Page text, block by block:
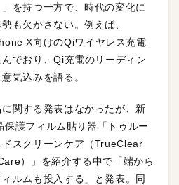
を持つ一方で、時代の変化に
も欠かさない。例えば、
X向けのQiワイヤレス充電
でおり、Qi充電のリーディン
気込みを語る。
関する発表はなかったが、新
保護フィルム貼り器「トゥルー
スクリーンケア（TrueClear
）」を紹介する中で「端から
ルムも投入する」と発表。同